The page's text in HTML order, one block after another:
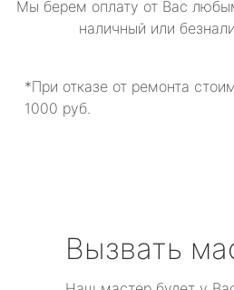
Мы берем оплату от Вас
наличный или
*При отказе от ремонта
1000 руб.
Вызвать